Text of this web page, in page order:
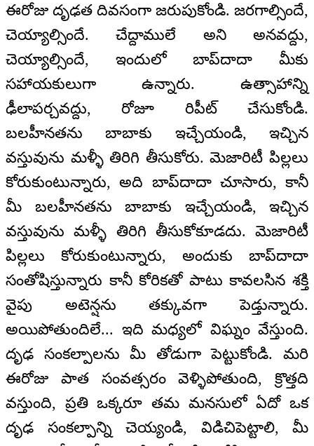
ఈరోజు దృఢత దివసంగా జరుపుకోండి. జరగాల్సిందే,
చెయ్యాల్సిందే. చేద్దాములే అని అనవద్దు,
చెయ్యాల్సిందే, ఇందులో బాప్‌దాదా మీకు
సహాయకులుగా ఉన్నారు. ఉత్సాహాన్ని
ఢీలాపర్చవద్దు, రోజూ రిపీట్ చేసుకోండి.
బలహీనతను బాబాకు ఇచ్చేయండి, ఇచ్చిన
వస్తువును మళ్ళీ తిరిగి తీసుకోరు. మెజారిటీ పిల్లలు
కోరుకుంటున్నారు, అది బాప్‌దాదా చూసారు, కానీ
మీ బలహీనతను బాబాకు ఇచ్చేయండి, ఇచ్చిన
వస్తువును మళ్ళీ తిరిగి తీసుకోకూడదు. మెజారిటీ
పిల్లలు కోరుకుంటున్నారు, అందుకు బాప్‌దాదా
సంతోషిస్తున్నారు కానీ కోరికతో పాటు కావలసిన శక్తి
వైపు అటెన్షను తక్కువగా పెడ్తున్నారు.
అయిపోతుందిలే... ఇది మధ్యలో విఘ్నం వేస్తుంది.
దృఢ సంకల్పాలను మీ తోడుగా పెట్టుకోండి. మరి
ఈరోజు పాత సంవత్సరం వెళ్ళిపోతుంది, క్రొత్తది
వస్తుంది, ప్రతి ఒక్కరూ తమ మనసులో ఏదో ఒక
దృఢ సంకల్పాన్ని చెయ్యండి, విడిచిపెట్టాలి, మీ